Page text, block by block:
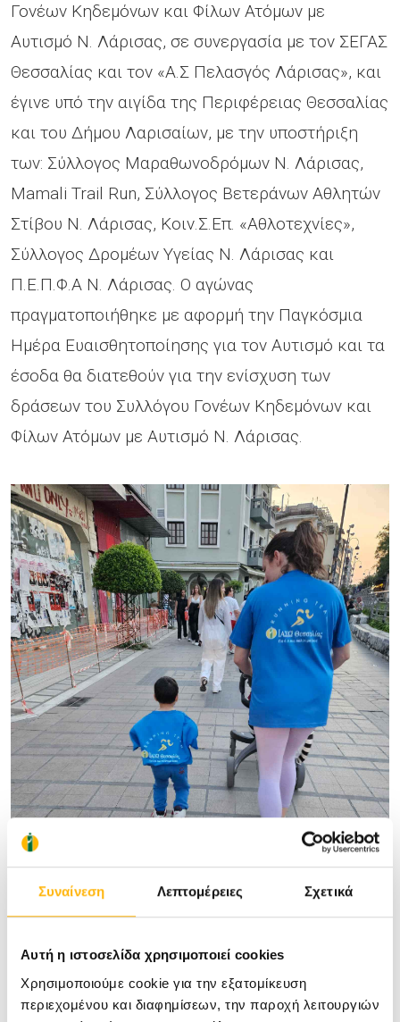
Συναίνεση Λεπτομέρειες Σχετικά
Αυτή η ιστοσελίδα χρησιμοποιεί cookies
Χρησιμοποιούμε cookie για την εξατομίκευση
περιεχομένου και διαφημίσεων, την παροχή λειτουργιών
Γονέων Κηδεμόνων και Φίλων Ατόμων με
Αυτισμό Ν. Λάρισας, σε συνεργασία με τον ΣΕΓΑΣ
Θεσσαλίας και τον «Α.Σ Πελασγός Λάρισας», και
έγινε υπό την αιγίδα της Περιφέρειας Θεσσαλίας
και του Δήμου Λαρισαίων, με την υποστήριξη
των: Σύλλογος Μαραθωνοδρόμων Ν. Λάρισας,
Mamali Trail Run, Σύλλογος Βετεράνων Αθλητών
Στίβου Ν. Λάρισας, Κοιν.Σ.Επ. «Αθλοτεχνίες»,
Σύλλογος Δρομέων Υγείας Ν. Λάρισας και
Π.Ε.Π.Φ.Α Ν. Λάρισας. Ο αγώνας
πραγματοποιήθηκε με αφορμή την Παγκόσμια
Ημέρα Ευαισθητοποίησης για τον Αυτισμό και τα
έσοδα θα διατεθούν για την ενίσχυση των
δράσεων του Συλλόγου Γονέων Κηδεμόνων και
Φίλων Ατόμων με Αυτισμό Ν. Λάρισας.